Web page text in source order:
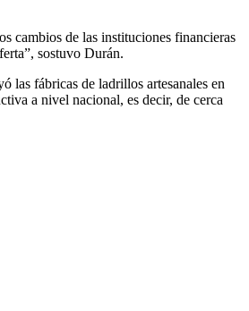
cambios de las instituciones financieras
sostuvo Durán.
las fábricas de ladrillos artesanales en
a nivel nacional, es decir, de cerca